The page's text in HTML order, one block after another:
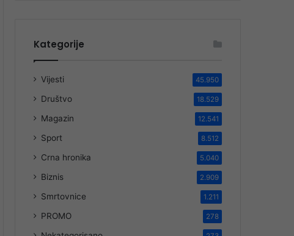
Kategorije
Vijesti 45.950
Društvo 18.529
Magazin 12.541
Sport 8.512
Crna hronika 5.040
Biznis 2.909
Smrtovnice 1.211
PROMO 278